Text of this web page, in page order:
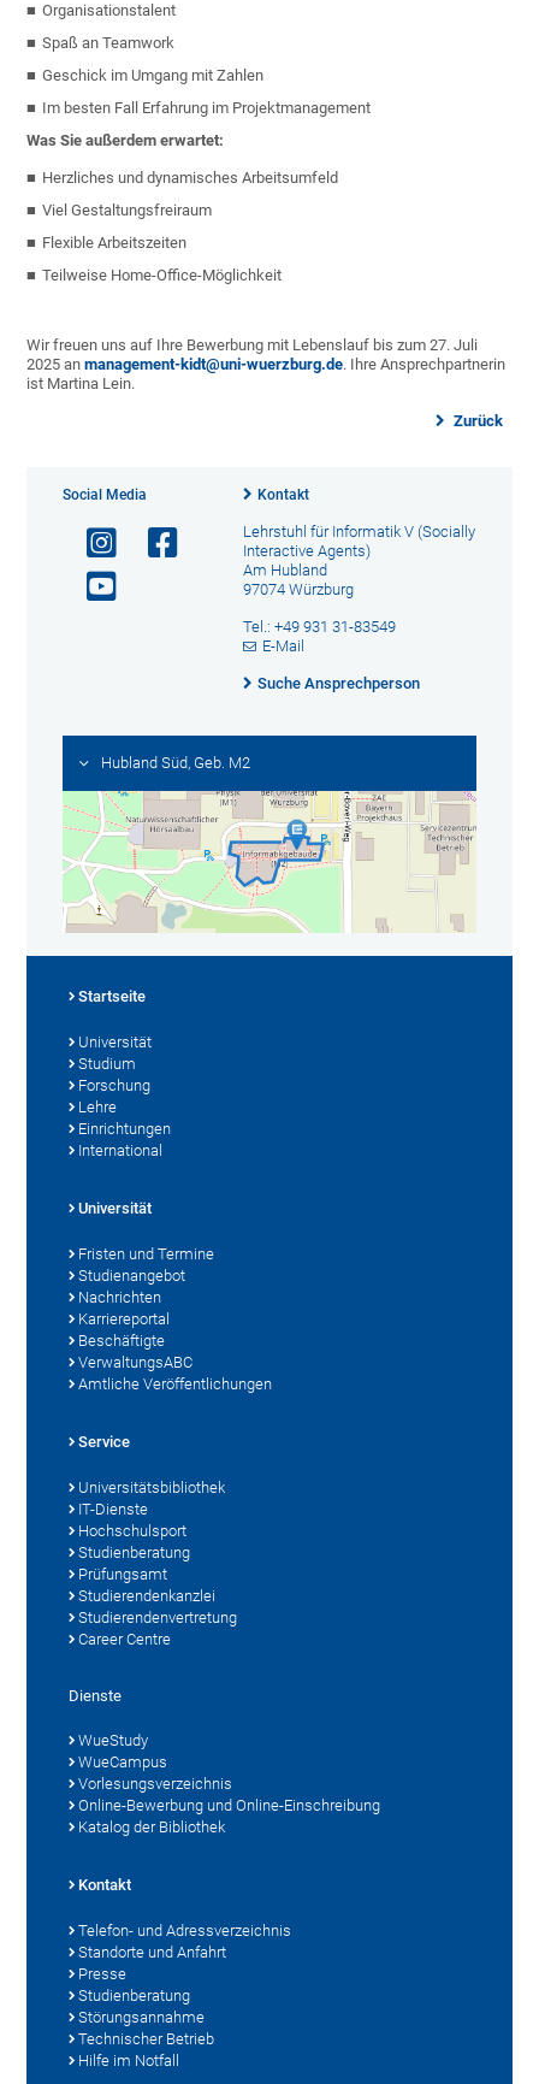
Organisationstalent
Spaß an Teamwork
Geschick im Umgang mit Zahlen
Im besten Fall Erfahrung im Projektmanagement
Was Sie außerdem erwartet:
Herzliches und dynamisches Arbeitsumfeld
Viel Gestaltungsfreiraum
Flexible Arbeitszeiten
Teilweise Home-Office-Möglichkeit
Wir freuen uns auf Ihre Bewerbung mit Lebenslauf bis zum 27. Juli
2025 anmanagement-kidt@uni-wuerzburg.de. Ihre Ansprechpartnerin
ist Martina Lein.
Zurück
Social Media Kontakt
Lehrstuhl für Informatik V (Socially
Interactive Agents)
Am Hubland
97074 Würzburg
Tel.: +49 931 31-83549
E-Mail
Suche Ansprechperson
Hubland Süd, Geb. M2
Startseite
Universität
Studium
Forschung
Lehre
Einrichtungen
International
Universität
Fristen und Termine
Studienangebot
Nachrichten
Karriereportal
Beschäftigte
VerwaltungsABC
Amtliche Veröffentlichungen
Service
Universitätsbibliothek
IT-Dienste
Hochschulsport
Studienberatung
Prüfungsamt
Studierendenkanzlei
Studierendenvertretung
Career Centre
Dienste
WueStudy
WueCampus
Vorlesungsverzeichnis
Online-Bewerbung und Online-Einschreibung
Katalog der Bibliothek
Kontakt
Telefon- und Adressverzeichnis
Standorte und Anfahrt
Presse
Studienberatung
Störungsannahme
Technischer Betrieb
Hilfe im Notfall